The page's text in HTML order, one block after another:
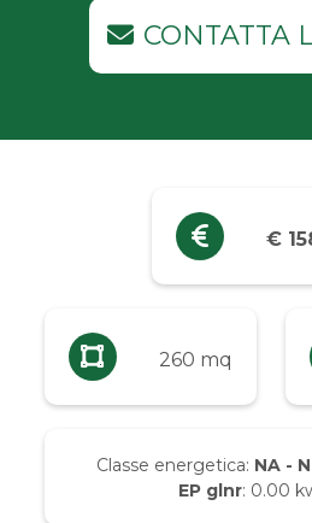
CONTATTA
€
260 mq
Classe energetica: NA -
EP glnr: 0.00
Prezzo
Fino a € 5.000
Da € 5.000 a € 10.000
Da € 20.000 a € 50.000